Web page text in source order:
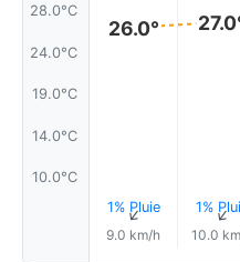
28.0°C
24.0°C
19.0°C
14.0°C
10.0°C
26.0°
1% Pluie
↑
9.0 km/h
1%↑
10.0